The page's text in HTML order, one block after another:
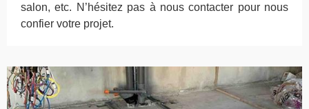
salon, etc. N’hésitez pas à nous contacter pour nous
confier votre projet.